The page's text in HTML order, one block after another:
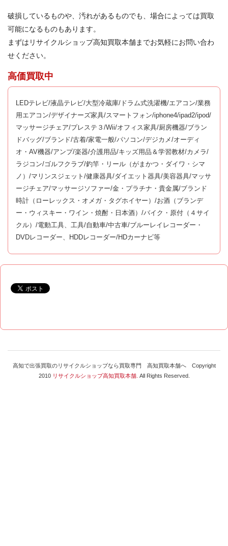
破損しているものや、汚れがあるものでも、場合によっては買取
可能になるものもあります。
まずはリサイクルショップ高知買取本舗までお気軽にお問い合わ
せください。
高価買取中
LEDテレビ/液晶テレビ/大型冷蔵庫/ドラム式洗濯機/エアコン/業務
用エアコン/デザイナーズ家具/スマートフォン/iphone4/ipad2/ipod/
マッサージチェア/プレステ３/Wii/オフィス家具/厨房機器/ブラン
ドバッグ/ブランド/古着/家電一般/パソコン/デジカメ/オーディ
オ・AV機器/アンプ/楽器/介護用品/キッズ用品＆学習教材/カメラ/
ラジコン/ゴルフクラブ/釣竿・リール（がまかつ・ダイワ・シマ
ノ）/マリンスジェット/健康器具/ダイエット器具/美容器具/マッサ
ージチェア/マッサージソファー/金・プラチナ・貴金属/ブランド
時計（ローレックス・オメガ・タグホイヤー）/お酒（ブランデ
ー・ウィスキー・ワイン・焼酎・日本酒）/バイク・原付（４サイ
クル）/電動工具、工具/自動車/中古車/ブルーレイレコーダー・
DVDレコーダー、HDDレコーダー/HDカーナビ等
高知で出張買取のリサイクルショップなら買取専門 高知買取本舗へ Copyright
2010 リサイクルショップ高知買取本舗. All Rights Reserved.